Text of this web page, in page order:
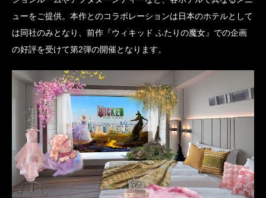
ューをご提供。本作とのコラボレーションは日本のホテルとして
は同社のみとなり、前作『ウィキッド ふたりの魔女』での企画
の好評を受けて第2弾の開催となります。